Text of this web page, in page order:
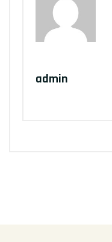
admin